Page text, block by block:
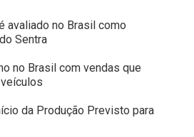
avaliado no Brasil como
Sentra
no Brasil com vendas que
da Produção Previsto para